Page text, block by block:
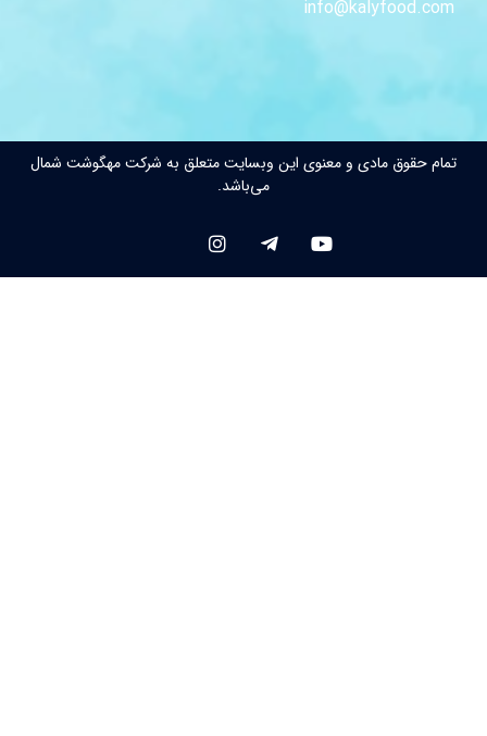
وبسایت متعلق به شرکت مهگوشت شمال